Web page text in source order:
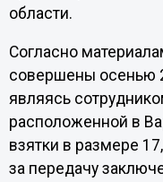
области.
Согласно
совершены осенью
являясь
расположенной в
взятки в размере
за передачу